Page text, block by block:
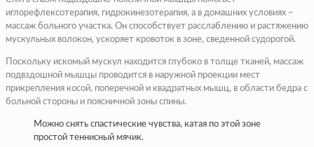
иглорефлексотерапия, гидрокинезотерапия, а в домашних условиях –
массаж больного участка. Он способствует расслаблению и растяжению
мускульных волокон, ускоряет кровоток в зоне, сведенной судорогой.
Поскольку искомый мускул находится глубоко в толще тканей, массаж
подвздошной мышцы проводится в наружной проекции мест
прикрепления косой, поперечной и квадратных мышц, в области бедра с
больной стороны и поясничной зоны спины.
Можно снять спастические чувства, катая по этой зоне
простой теннисный мячик.